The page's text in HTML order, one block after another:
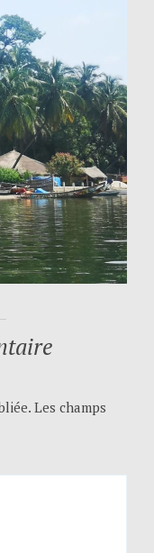
Les champs